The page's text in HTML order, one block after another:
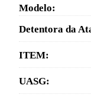
Modelo:
Detentora da
ITEM:
UASG: